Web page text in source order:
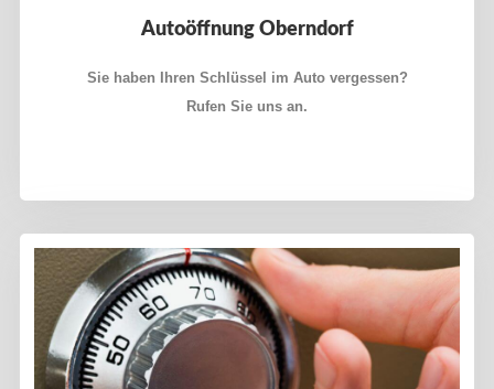
Autoöffnung Oberndorf
Sie haben Ihren Schlüssel im Auto vergessen?
Rufen Sie uns an.